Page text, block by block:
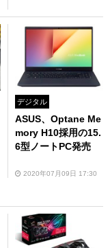
デジタル
ASUS、Optane Me
mory H10採用の15.
6型ノートPC発売
2020年07月09日 17:30